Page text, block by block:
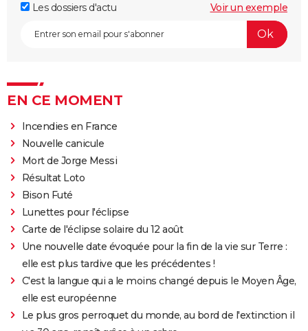
Les dossiers d'actu
Voir un exemple
EN CE MOMENT
Incendies en France
Nouvelle canicule
Mort de Jorge Messi
Résultat Loto
Bison Futé
Lunettes pour l'éclipse
Carte de l'éclipse solaire du 12 août
Une nouvelle date évoquée pour la fin de la vie sur Terre :
elle est plus tardive que les précédentes !
C'est la langue qui a le moins changé depuis le Moyen Âge,
elle est européenne
Le plus gros perroquet du monde, au bord de l'extinction il